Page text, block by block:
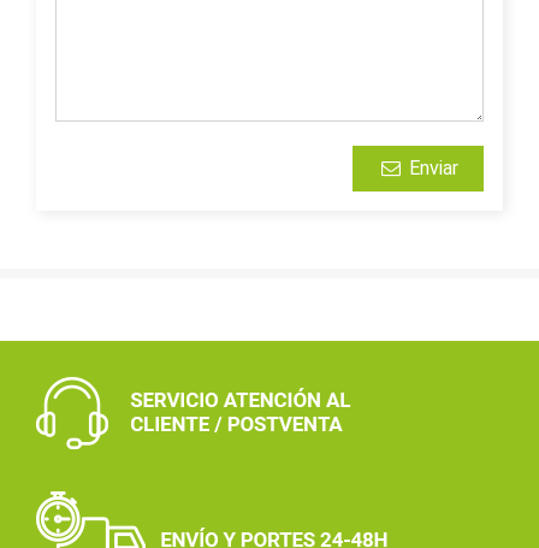
Enviar